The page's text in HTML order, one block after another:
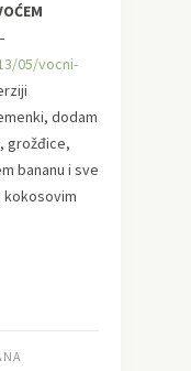
05/vocni-
dodam
grožđice,
bananu i sve
kokosovim